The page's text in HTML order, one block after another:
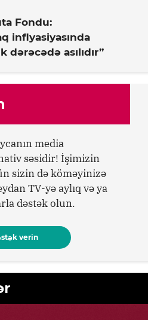
Fondu:
inflyasiyasında
dərəcədə asılıdır”
media
səsidir! İşimizin
sizin də köməyinizə
TV-yə aylıq və ya
dəstək olun.
verin